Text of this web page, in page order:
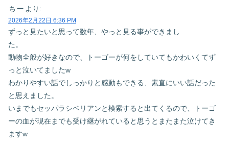
ちー より:
2026年2月22日 6:36 PM
ずっと見たいと思って数年、やっと見る事ができまし
た。
動物全般が好きなので、トーゴーが何をしていてもかわいくてず
っと泣いてましたw
わかりやすい話でしっかりと感動もできる、素直にいい話だった
と思えました。
いまでもセッパラシベリアンと検索すると出てくるので、トーゴ
ーの血が現在までも受け継がれていると思うとまたまた泣けてき
ますw